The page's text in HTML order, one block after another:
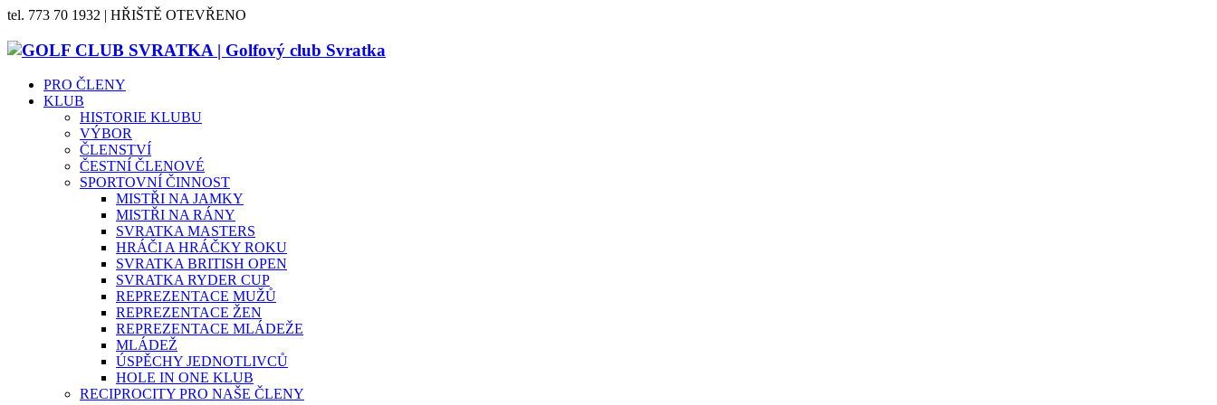
tel. 773 70 1932 | HŘIŠTĚ OTEVŘENO
PRO ČLENY
KLUB
HISTORIE KLUBU
VÝBOR
ČLENSTVÍ
ČESTNÍ ČLENOVÉ
SPORTOVNÍ ČINNOST
MISTŘI NA JAMKY
MISTŘI NA RÁNY
SVRATKA MASTERS
HRÁČI A HRÁČKY ROKU
SVRATKA BRITISH OPEN
SVRATKA RYDER CUP
REPREZENTACE MUŽŮ
REPREZENTACE ŽEN
REPREZENTACE MLÁDEŽE
MLÁDEŽ
ÚSPĚCHY JEDNOTLIVCŮ
HOLE IN ONE KLUB
RECIPROCITY PRO NAŠE ČLENY